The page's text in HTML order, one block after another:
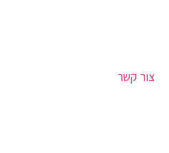
צור קשר